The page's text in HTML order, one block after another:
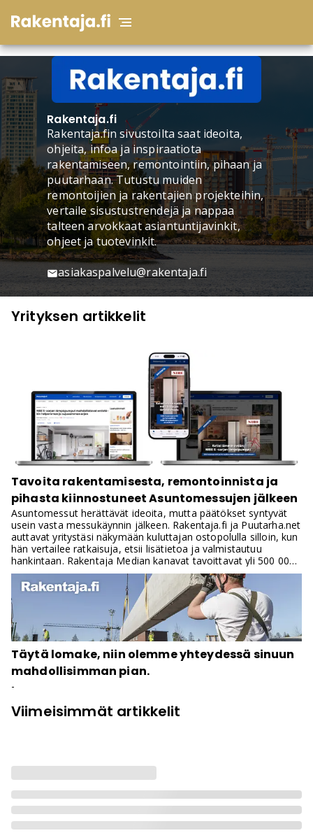
Rakentaja.fi
Rakentaja.fin sivustoilta saat ideoita,
ohjeita, infoa ja inspiraatiota
rakentamiseen, remontointiin, pihaan ja
puutarhaan. Tutustu muiden
remontoijien ja rakentajien projekteihin,
vertaile sisustustrendejä ja nappaa
talteen arvokkaat asiantuntijavinkit,
ohjeet ja tuotevinkit.
asiakaspalvelu@rakentaja.fi
Yrityksen artikkelit
Tavoita rakentamisesta, remontoinnista ja
pihasta kiinnostuneet Asuntomessujen jälkeen
Asuntomessut herättävät ideoita, mutta päätökset syntyvät
usein vasta messukäynnin jälkeen. Rakentaja.fi ja Puutarha.net
auttavat yritystäsi näkymään kuluttajan ostopolulla silloin, kun
hän vertailee ratkaisuja, etsii lisätietoa ja valmistautuu
hankintaan. Rakentaja Median kanavat tavoittavat yli 500 000
sivunäyttöä kuukaudessa ja uutiskirjeillämme on yhteensä
lähes 300 000 tilaajaa.
Täytä lomake, niin olemme yhteydessä sinuun
mahdollisimman pian.
-
Viimeisimmät artikkelit